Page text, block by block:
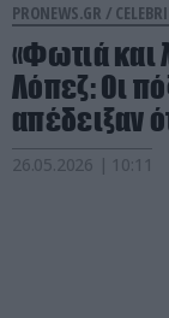
PRONEWS.GR /
«Φωτιά και
Λόπεζ: Οι
απέδειξαν
26.05.2026 | 10:11